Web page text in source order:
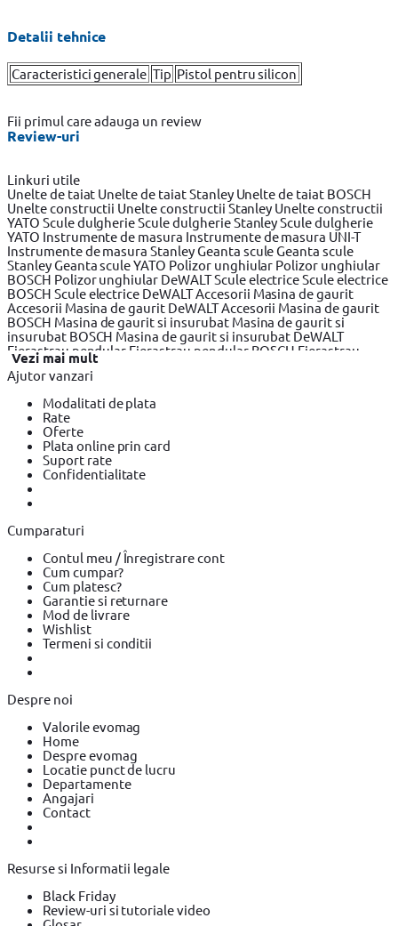
Detalii tehnice
Caracteristici generale Tip Pistol pentru silicon
Fii primul care adauga un review
Review-uri
Linkuri utile
Unelte de taiat Unelte de taiat Stanley Unelte de taiat BOSCH
Unelte constructii Unelte constructii Stanley Unelte constructii
YATO Scule dulgherieScule dulgherie StanleyScule dulgherie
YATO Instrumente de masura Instrumente de masura UNI-T
Instrumente de masura StanleyGeanta sculeGeanta scule
StanleyGeanta scule YATO Polizor unghiular Polizor unghiular
BOSCH Polizor unghiular DeWALTScule electriceScule electrice
BOSCH Scule electrice DeWALTAccesorii Masina de gaurit
Accesorii Masina de gaurit DeWALTAccesorii Masina de gaurit
BOSCH Masina de gaurit si insurubat Masina de gaurit si
insurubat BOSCH Masina de gaurit si insurubat DeWALT
Fierastrau pendular Fierastrau pendular BOSCH Fierastrau
pendular DeWALT
DeWALTFierastrau circular BOSCH
Slefuitor electric BOSCH
Masini de frezat BOSCH
electricaRindea electrica BOSCH
Suflanta aer caldSuflanta aer cald YATO
BOSCHPlaci compactoare & Ciocan demolator
compactoare & Ciocan demolator BOSCH
Ciocan demolator Makita
scule electrice BOSCH
Pistoale de Vopsit si Trafaleti YATO
Echipamente de protectie Makita
YATO BricolajBricolaj OEMBricolaj Cynel
Surubelnita electrica BOSCH
Vezi mai mult
Ajutor vanzari
Modalitati de plata
Rate
Oferte
Plata online prin card
Suport rate
Confidentialitate
Cumparaturi
Contul meu / Înregistrare cont
Cum cumpar?
Cum platesc?
Garantie si returnare
Mod de livrare
Wishlist
Termeni si conditii
Despre noi
Valorile evomag
Home
Despre evomag
Locatie punct de lucru
Departamente
Angajari
Contact
Resurse si Informatii legale
Black Friday
Review-uri si tutoriale video